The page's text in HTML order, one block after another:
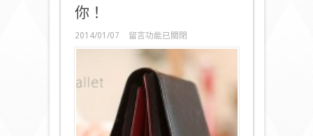
你！
2014/01/07
在
〈戰
唔
到
己
買
野
留言功能已關閉